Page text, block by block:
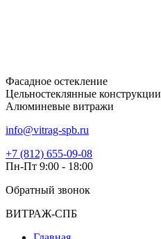
Фасадное остекление
Цельностеклянные конструкции
Алюминевые витражи
info@vitrag-spb.ru
+7 (812) 655-09-08
Пн-Пт 9:00 - 18:00
Обратный звонок
ВИТРАЖ-СПБ